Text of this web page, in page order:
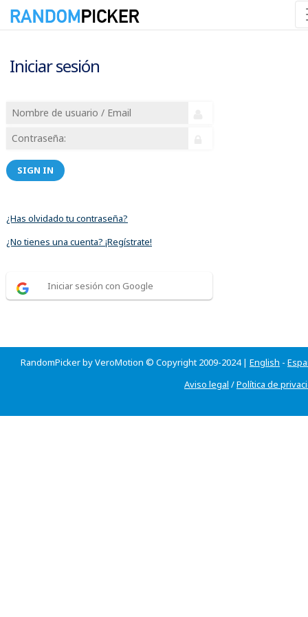
Iniciar sesión
SIGN IN
¿Has olvidado tu contraseña?
¿No tienes una cuenta? ¡Regístrate!
Iniciar sesión con Google
RandomPicker by VeroMotion © Copyright 2009-2024 | English -
Aviso legal /Política de